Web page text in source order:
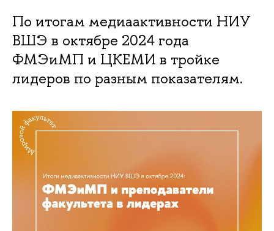
По итогам медиаактивности НИУ
ВШЭ в октябре 2024 года
ФМЭиМП и ЦКЕМИ в тройке
лидеров по разным показателям.